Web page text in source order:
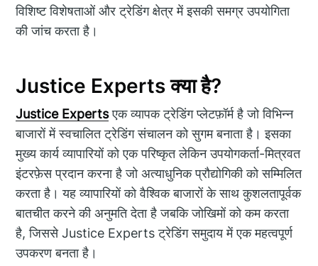
विशिष्ट विशेषताओं और ट्रेडिंग क्षेत्र में इसकी समग्र उपयोगिता
की जांच करता है।
Justice Experts क्या है?
Justice Expertsएक व्यापक ट्रेडिंग प्लेटफ़ॉर्म है जो विभिन्न
बाजारों में स्वचालित ट्रेडिंग संचालन को सुगम बनाता है। इसका
मुख्य कार्य व्यापारियों को एक परिष्कृत लेकिन उपयोगकर्ता-मित्रवत
इंटरफ़ेस प्रदान करना है जो अत्याधुनिक प्रौद्योगिकी को सम्मिलित
करता है। यह व्यापारियों को वैश्विक बाजारों के साथ कुशलतापूर्वक
बातचीत करने की अनुमति देता है जबकि जोखिमों को कम करता
है, जिससे Justice Experts ट्रेडिंग समुदाय में एक महत्वपूर्ण
उपकरण बनता है।